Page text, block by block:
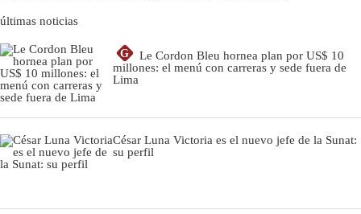
últimas noticias
G
Le Cordon Bleu hornea plan por US$ 10
millones: el menú con carreras y sede fuera de
Lima
César Luna Victoria es el nuevo jefe de la Sunat:
su perfil